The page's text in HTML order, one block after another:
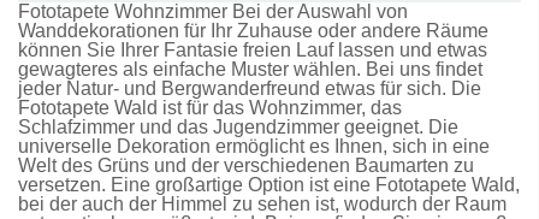
Fototapete Wohnzimmer Bei der Auswahl von
Wanddekorationen für Ihr Zuhause oder andere Räume
können Sie Ihrer Fantasie freien Lauf lassen und etwas
gewagteres als einfache Muster wählen. Bei uns findet
jeder Natur- und Bergwanderfreund etwas für sich. Die
Fototapete Wald ist für das Wohnzimmer, das
Schlafzimmer und das Jugendzimmer geeignet. Die
universelle Dekoration ermöglicht es Ihnen, sich in eine
Welt des Grüns und der verschiedenen Baumarten zu
versetzen. Eine großartige Option ist eine Fototapete Wald,
bei der auch der Himmel zu sehen ist, wodurch der Raum